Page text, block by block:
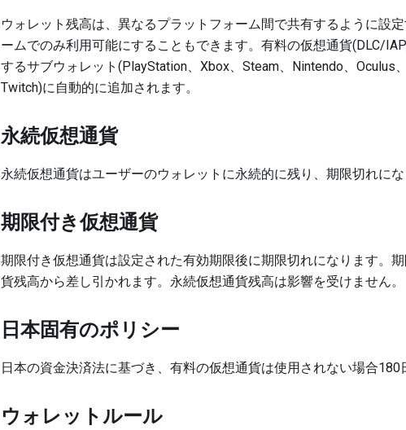
ウォレット残高は、異なるプラットフォーム間で共有するように設
ームでのみ利用可能にすることもできます。有料の仮想通貨(DLC/
するサブウォレット(PlayStation、Xbox、Steam、Nintendo、Oculus
Twitch)に自動的に追加されます。
永続仮想通貨
永続仮想通貨はユーザーのウォレットに永続的に残り、期限切れにな
期限付き仮想通貨
期限付き仮想通貨は設定された有効期限後に期限切れになります。
貨残高から差し引かれます。永続仮想通貨残高は影響を受けません。
日本固有のポリシー
日本の資金決済法に基づき、有料の仮想通貨は使用されない場合180
ウォレットルール